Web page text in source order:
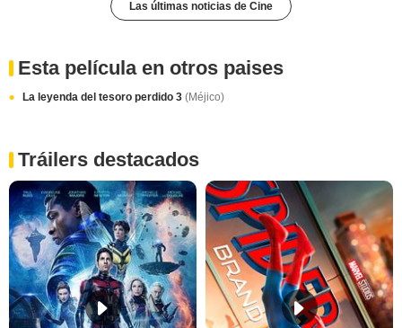
Las últimas noticias de Cine
Esta película en otros paises
La leyenda del tesoro perdido 3 (Méjico)
Tráilers destacados